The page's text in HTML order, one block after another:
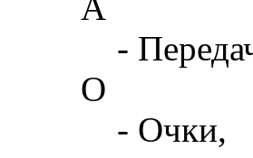
-
О
- Очки,